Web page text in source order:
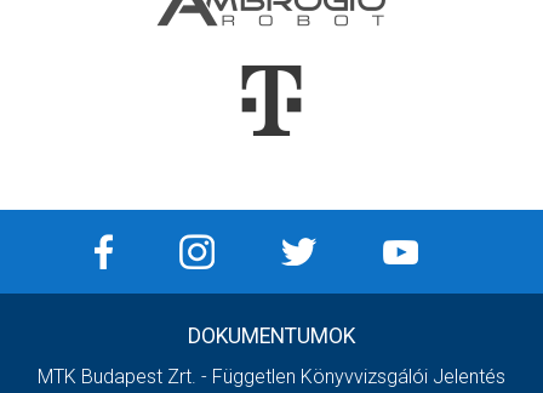
DOKUMENTUMOK
MTK Budapest Zrt. - Független Könyvvizsgálói Jelentés